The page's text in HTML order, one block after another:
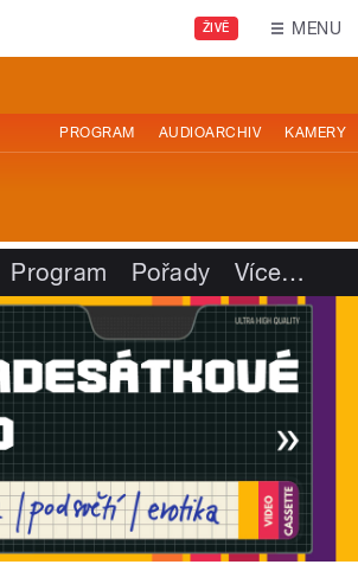
ŽIVĚ MENU
PROGRAM AUDIOARCHIV KAMERY
Program Pořady Více…